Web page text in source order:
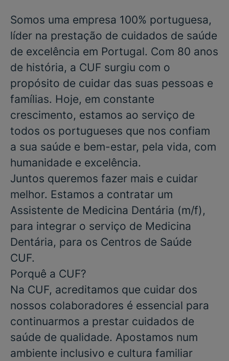
Somos uma empresa 100% portuguesa,
líder na prestação de cuidados de saúde
de excelência em Portugal. Com 80 anos
de história, a CUF surgiu com o
propósito de cuidar das suas pessoas e
famílias. Hoje, em constante
crescimento, estamos ao serviço de
todos os portugueses que nos confiam
a sua saúde e bem-estar, pela vida, com
humanidade e excelência.
Juntos queremos fazer mais e cuidar
melhor. Estamos a contratar um
Assistente de Medicina Dentária (m/f),
para integrar o serviço de Medicina
Dentária, para os Centros de Saúde
CUF.
Porquê a CUF?
Na CUF, acreditamos que cuidar dos
nossos colaboradores é essencial para
continuarmos a prestar cuidados de
saúde de qualidade. Apostamos num
ambiente inclusivo e cultura familiar